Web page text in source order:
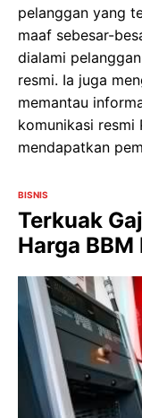
pelanggan yang
maaf sebesar-
dialami
resmi. Ia juga
memantau
komunikasi resmi
mendapatkan
BISNIS
Terkuak
Harga BBM